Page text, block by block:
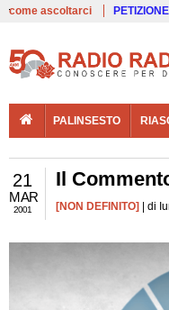
come ascoltarci
PALINSESTO
21
MAR
2001
Il
[NON DEFINITO] | di